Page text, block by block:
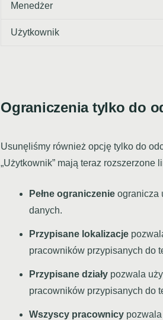
Menedżer
Użytkownik
Ograniczenia tylko do
Usunęliśmy również opcję tylko do
„Użytkownik” mają teraz rozszerzone
Pełne ograniczenie ogranicza
danych.
Przypisane lokalizacje
pracowników przypisanych do
Przypisane działy pozwala
pracowników przypisanych do
Wszyscy pracownicy